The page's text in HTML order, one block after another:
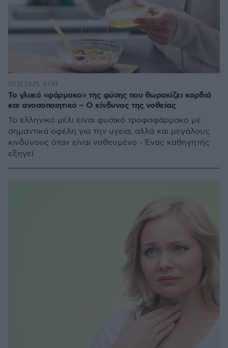
Το γλυκό «φάρμακο» της φύσης που θωρακίζει καρδιά
και ανοσοποιητικό – Ο κίνδυνος της νοθείας
Το ελληνικό μέλι είναι φυσικό τροφοφάρμακο με
σημαντικά οφέλη για την υγεία, αλλά και μεγάλους
κινδύνους όταν είναι νοθευμένο - Ένας καθηγητής
εξηγεί
03.12.2025, 07:47